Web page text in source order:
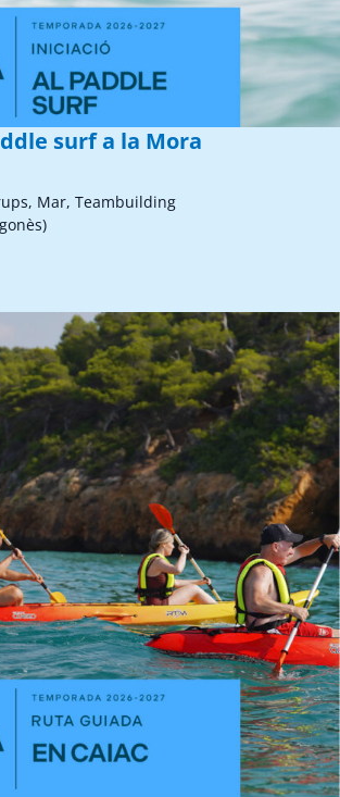
surf a la Mora
Mar, Teambuilding